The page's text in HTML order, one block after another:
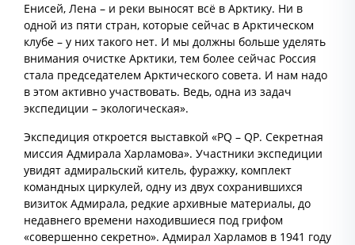
Енисей, Лена – и реки выносят всё в Арктику. Ни в
одной из пяти стран, которые сейчас в Арктическом
клубе – у них такого нет. И мы должны больше уделять
внимания очистке Арктики, тем более сейчас Россия
стала председателем Арктического совета. И нам надо
в этом активно участвовать. Ведь, одна из задач
экспедиции – экологическая».
Экспедиция откроется выставкой «PQ – QP. Секретная
миссия Адмирала Харламова». Участники экспедиции
увидят адмиральский китель, фуражку, комплект
командных циркулей, одну из двух сохранившихся
визиток Адмирала, редкие архивные материалы, до
недавнего времени находившиеся под грифом
«совершенно секретно». Адмирал Харламов в 1941 году